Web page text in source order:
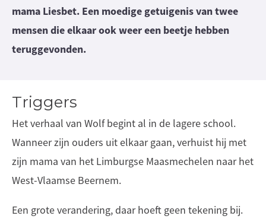
mama Liesbet. Een moedige getuigenis van twee
mensen die elkaar ook weer een beetje hebben
teruggevonden.
Triggers
Het verhaal van Wolf begint al in de lagere school.
Wanneer zijn ouders uit elkaar gaan, verhuist hij met
zijn mama van het Limburgse Maasmechelen naar het
West-Vlaamse Beernem.
Een grote verandering, daar hoeft geen tekening bij.